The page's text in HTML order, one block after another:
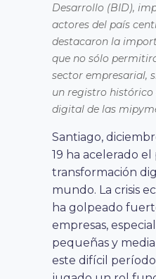
Desarrollo (BID),
actores del país
destacaron la
que no sólo
sector empresarial,
un registro
digital de las
Santiago,
19 ha acelerado
transformación
mundo. La crisis
ha golpeado
empresas,
pequeñas y
este difícil